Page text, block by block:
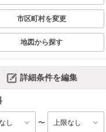
市区町村を変更
地図から探す
詳細条件を編集
〜